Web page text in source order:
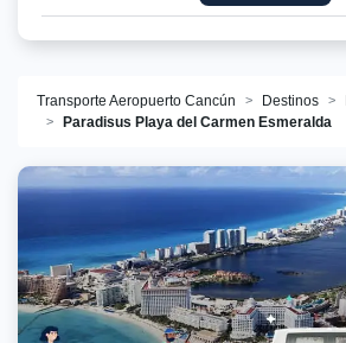
Transporte Aeropuerto Cancún Destinos
Paradisus Playa del Carmen Esmeralda